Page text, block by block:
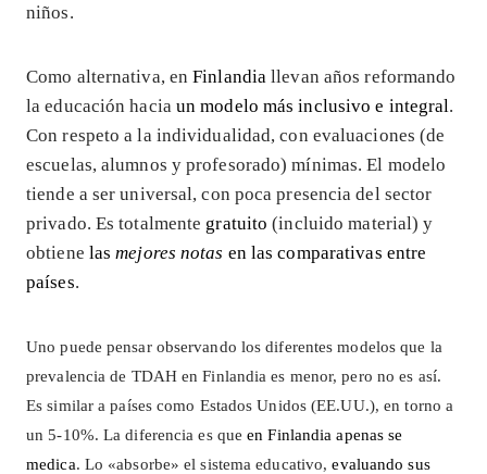
niños.
Como alternativa, enFinlandia llevan años reformando
la educación hacia un modelo más inclusivo e integral.
Con respeto a la individualidad, con evaluaciones (de
escuelas, alumnos y profesorado) mínimas. El modelo
tiende a ser universal, con poca presencia del sector
privado. Es totalmente gratuito (incluido material) y
obtiene lasmejores notas en las comparativas entre
países.
Uno puede pensar observando los diferentes modelos que la
prevalencia de TDAH en Finlandia es menor, pero no es así.
Es similar a países como Estados Unidos (EE.UU.), en torno a
un 5-10%. La diferencia es queen Finlandia apenas se
medica. Lo «absorbe» el sistema educativo,evaluando sus